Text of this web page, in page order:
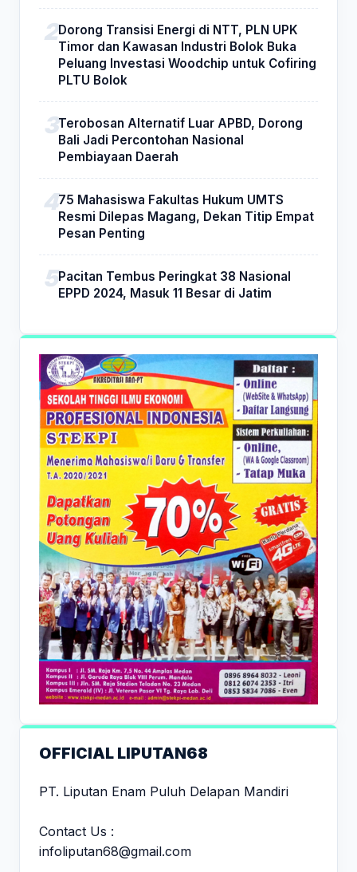
Dorong Transisi Energi di NTT, PLN UPK
Timor dan Kawasan Industri Bolok Buka
Peluang Investasi Woodchip untuk Cofiring
PLTU Bolok
Terobosan Alternatif Luar APBD, Dorong
Bali Jadi Percontohan Nasional
Pembiayaan Daerah
75 Mahasiswa Fakultas Hukum UMTS
Resmi Dilepas Magang, Dekan Titip Empat
Pesan Penting
Pacitan Tembus Peringkat 38 Nasional
EPPD 2024, Masuk 11 Besar di Jatim
OFFICIAL LIPUTAN68
PT. Liputan Enam Puluh Delapan Mandiri
Contact Us :
infoliputan68@gmail.com